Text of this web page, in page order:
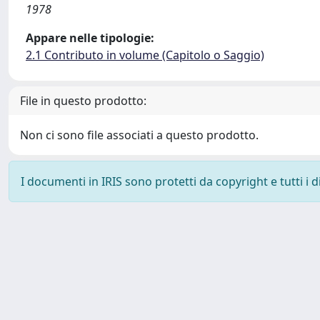
1978
Appare nelle tipologie:
2.1 Contributo in volume (Capitolo o Saggio)
File in questo prodotto:
Non ci sono file associati a questo prodotto.
I documenti in IRIS sono protetti da copyright e tutti i